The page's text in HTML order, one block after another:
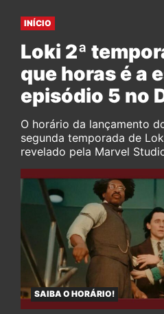
INÍCIO
Loki 2ª
que horas é a
episódio 5 no
O horário da lançamento
segunda temporada de
revelado pela Marvel
SAIBA O HORÁRIO!